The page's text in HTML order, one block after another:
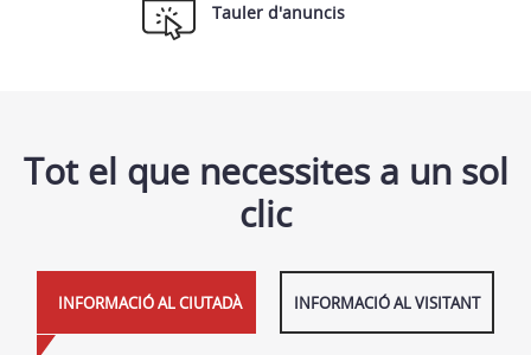
Tauler d'anuncis
Tot el que necessites a un sol
clic
INFORMACIÓ AL CIUTADÀ INFORMACIÓ AL VISITANT